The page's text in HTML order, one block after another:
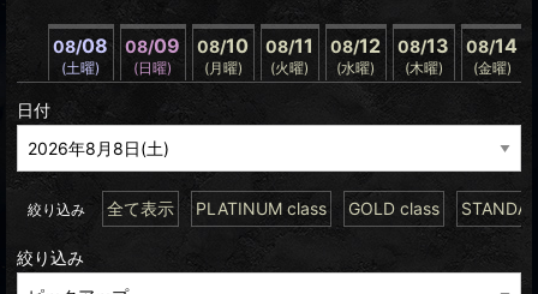
08/08
(土曜)
08/09
(日曜)
08/10
(月曜)
08/11
(火曜)
08/12
(水曜)
08/13
(木曜)
08/14
(金曜)
日付
絞り込み 全て表示 PLATINUM class GOLD class
絞り込み